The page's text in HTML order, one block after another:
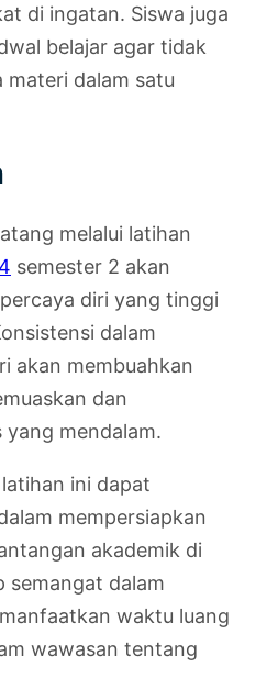
di ingatan. Siswa juga
belajar agar tidak
materi dalam satu
melalui latihan
semester 2 akan
diri yang tinggi
dalam
akan membuahkan
dan
yang mendalam.
ini dapat
mempersiapkan
akademik di
semangat dalam
waktu luang
wawasan tentang